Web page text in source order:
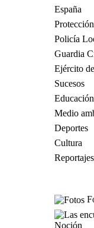
España
Policía
Guardia
Ejército
Sucesos
Educación
Medio
Deportes
Cultura
Reportajes